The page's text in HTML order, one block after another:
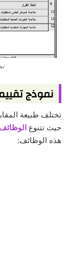
نموذج
تختلف طبيعة
حيث تتنوع الوظائف
هذه الوظائف: